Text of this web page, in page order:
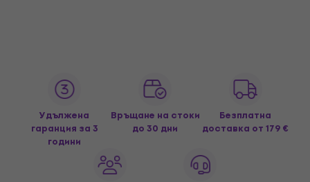
Удължена
гаранция за 3
години
Връщане на стоки
до 30 дни
Безплатна
доставка от 179 €